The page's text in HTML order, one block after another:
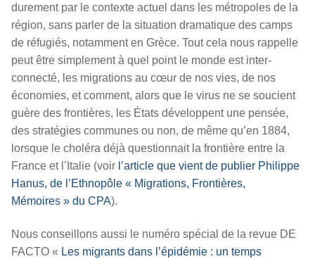
durement par le contexte actuel dans les métropoles de la
région, sans parler de la situation dramatique des camps
de réfugiés, notamment en Grèce. Tout cela nous rappelle
peut être simplement à quel point le monde est inter-
connecté, les migrations au cœur de nos vies, de nos
économies, et comment, alors que le virus ne se soucient
guère des frontières, les États développent une pensée,
des stratégies communes ou non, de même qu’en 1884,
lorsque le choléra déjà questionnait la frontière entre la
France et l’Italie (voir l’article que vient de publier Philippe
Hanus, de l’Ethnopôle « Migrations, Frontières,
Mémoires » du CPA).
Nous conseillons aussi le numéro spécial de la revue DE
FACTO « Les migrants dans l’épidémie : un temps